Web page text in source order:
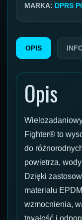
MARKA: DPRS
OPIS
Opis
Fighter® to
do
powietrza,
Dzięki
materiału
wzmocnienia,
trwałość i